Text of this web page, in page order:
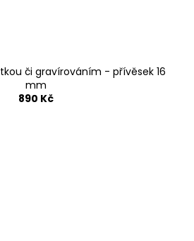
či gravírováním - přívěsek 16
mm
890 Kč